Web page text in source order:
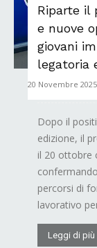
Riparte il
e nuove
giovani
legatoria
20 Novembre 2025
Dopo il
edizione, il
il 20 ottobre
percorsi di
lavorativo
Leggi di più